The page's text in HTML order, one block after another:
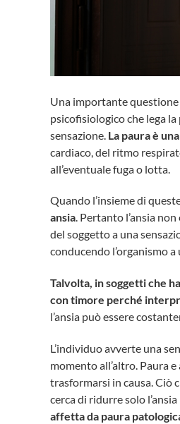
Una importante questione
psicofisiologico che lega
sensazione. La paura è
cardiaco, del ritmo
all’eventuale fuga o lotta.
Quando l’insieme di
ansia. Pertanto l’ansia
del soggetto a una
conducendo l’organismo
Talvolta, in soggetti che
con timore perché
l’ansia può essere
L’individuo avverte una
momento all’altro. Paura
trasformarsi in causa. Ciò
cerca di ridurre solo
affetta da paura